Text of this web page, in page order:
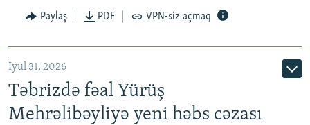
Paylaş PDF VPN-siz açmaq
İyul 31, 2026
Təbrizdə fəal Yürüş
Mehrəlibəyliyə yeni həbs cəzası